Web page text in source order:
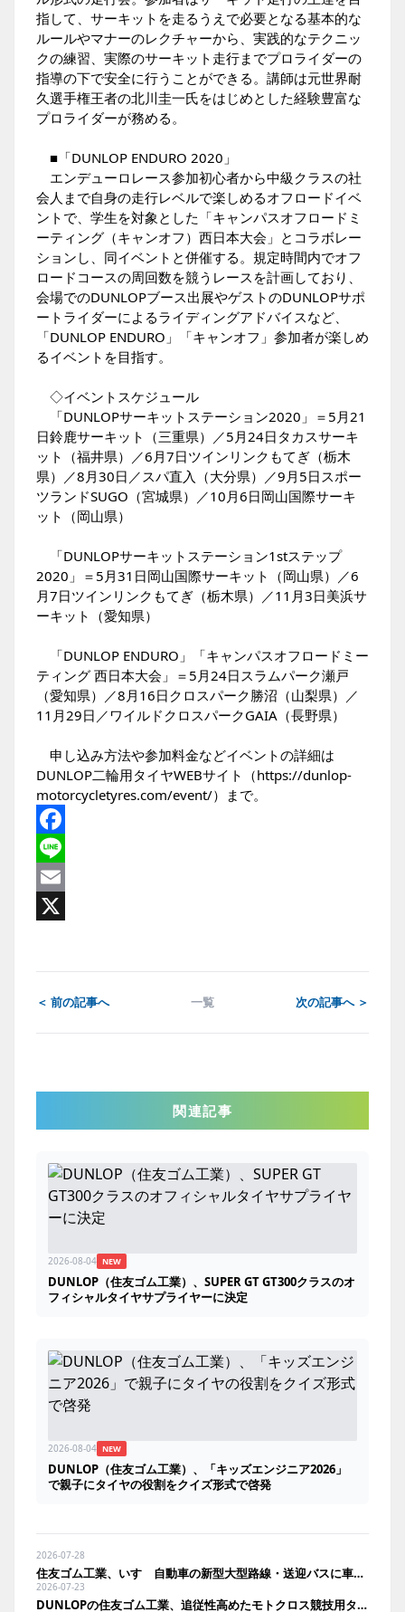
指して、サーキットを走るうえで必要となる基本的な
ルールやマナーのレクチャーから、実践的なテクニッ
クの練習、実際のサーキット走行までプロライダーの
指導の下で安全に行うことができる。講師は元世界耐
久選手権王者の北川圭一氏をはじめとした経験豊富な
プロライダーが務める。
■「DUNLOP ENDURO 2020」
エンデューロレース参加初心者から中級クラスの社
会人まで自身の走行レベルで楽しめるオフロードイベ
ントで、学生を対象とした「キャンパスオフロードミ
ーティング（キャンオフ）西日本大会」とコラボレー
ションし、同イベントと併催する。規定時間内でオフ
ロードコースの周回数を競うレースを計画しており、
会場でのDUNLOPブース出展やゲストのDUNLOPサポ
ートライダーによるライディングアドバイスなど、
「DUNLOP ENDURO」「キャンオフ」参加者が楽しめ
るイベントを目指す。
◇イベントスケジュール
「DUNLOPサーキットステーション2020」＝5月21
日鈴鹿サーキット（三重県）／5月24日タカスサーキ
ット（福井県）／6月7日ツインリンクもてぎ（栃木
県）／8月30日／スパ直入（大分県）／9月5日スポー
ツランドSUGO（宮城県）／10月6日岡山国際サーキ
ット（岡山県）
「DUNLOPサーキットステーション1stステップ
2020」＝5月31日岡山国際サーキット（岡山県）／6
月7日ツインリンクもてぎ（栃木県）／11月3日美浜サ
ーキット（愛知県）
「DUNLOP ENDURO」「キャンパスオフロードミー
ティング 西日本大会」＝5月24日スラムパーク瀬戸
（愛知県）／8月16日クロスパーク勝沼（山梨県）／
11月29日／ワイルドクロスパークGAIA（長野県）
申し込み方法や参加料金などイベントの詳細は
DUNLOP二輪用タイヤWEBサイト（https://dunlop-
motorcycletyres.com/event/）まで。
Facebook
Line
Email
＜ 前の記事へ 一覧 次の記事へ ＞
関連記事
2026-08-04 NEW
DUNLOP（住友ゴム工業）、SUPER GT GT300クラスのオ
フィシャルタイヤサプライヤーに決定
2026-08-04 NEW
DUNLOP（住友ゴム工業）、「キッズエンジニア2026」
で親子にタイヤの役割をクイズ形式で啓発
2026-07-28
住友ゴム工業、いすゞ自動車の新型大型路線・送迎バスに車輪脱落予兆検知を展開
2026-07-23
DUNLOPの住友ゴム工業、追従性高めたモトクロス競技用タイヤ発売